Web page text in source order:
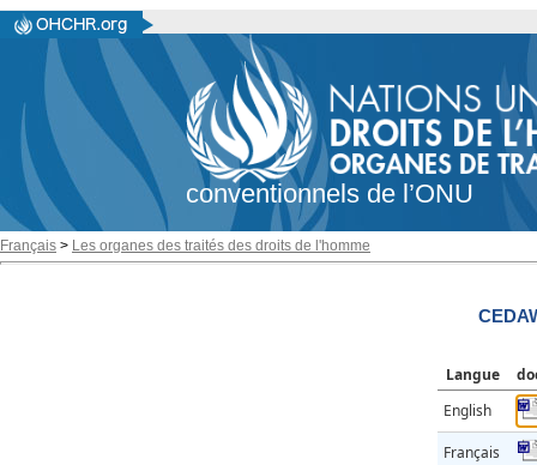
conventionnels de l’ONU
Français > Les organes des traités des droits de l'homme
Langue
English
Français